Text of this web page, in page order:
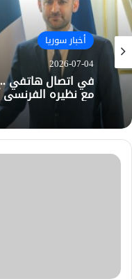
أخبار سوريا
2026-07-04
في اتصال هاتفي ..
مع نظيره الفرنسي